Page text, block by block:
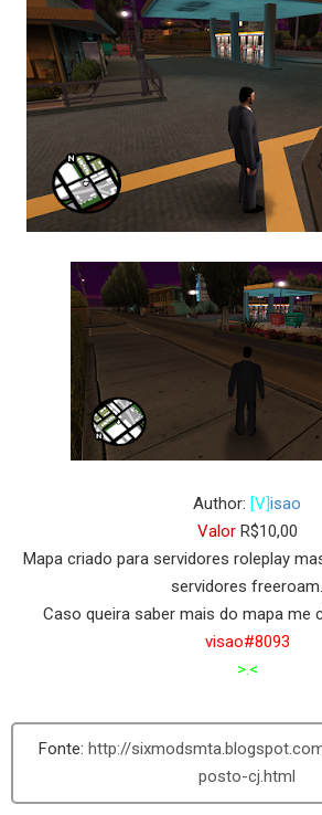
Author: [V]isao
ValorR$10,00
Mapa criado para servidores roleplay
servidores freeroam.
Caso queira saber mais do mapa me
visao#8093
>.<
http://
posto-cj.html